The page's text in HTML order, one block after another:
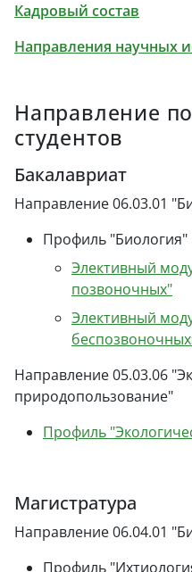
Кадровый состав
Направления научных
Направление
студентов
Бакалавриат
Направление 06.03.01
Профиль "Биология"
Элективный
позвоночных"
Элективный
Направление 05.03.06
природопользование"
Профиль
Магистратура
Направление 06.04.01
Профиль